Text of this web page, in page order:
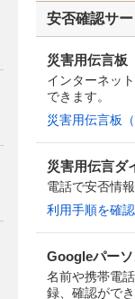
安否確認サ
災害用伝言板
インターネッ
できます。
災害用伝言板（
災害用伝言ダ
電話で安否情
利用手順を確
Googleパー
名前や携帯電
録、確認ができ